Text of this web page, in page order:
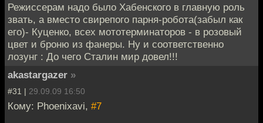
Режиссерам надо было Хабенского в главную роль
звать, а вместо свирепого парня-робота(забыл как
его)- Куценко, всех мототерминаторов - в розовый
цвет и броню из фанеры. Ну и соответственно
лозунг : До чего Сталин мир довел!!!
akastargazer »
#31 | 29.09.09 16:50
Кому: Phoenixavi, #7